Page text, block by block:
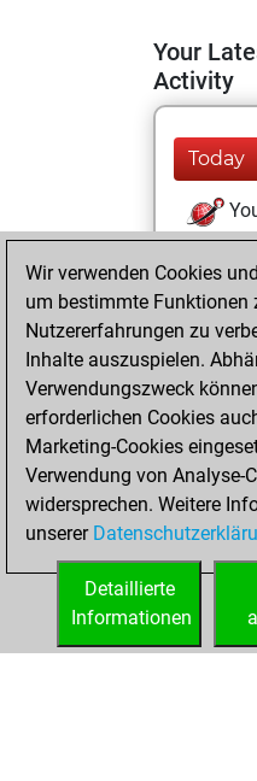
Your
Activity
Today
blitz
+138
blitz
#4016
Januar
your
Wir verwenden Cookies
um bestimmte Funktionen
Nutzererfahrungen zu
Inhalte auszuspielen.
Verwendungszweck
erforderlichen Cookies
Marketing-Cookies
Verwendung von Analyse-
widersprechen. Weitere
unserer
Detaillierte
Informationen